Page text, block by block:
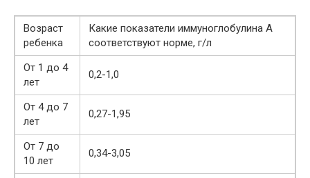
Возраст
ребенка
Какие показатели иммуноглобулина A
соответствуют норме, г/л
От 1 до 4
лет
0,2-1,0
От 4 до 7
лет
0,27-1,95
От 7 до
10 лет
0,34-3,05